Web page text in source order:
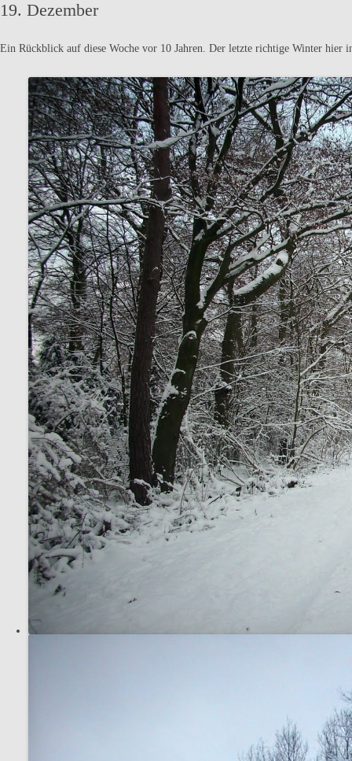
19. Dezember
Ein Rückblick auf diese Woche vor 10 Jahren. Der letzte richtige Winter hier